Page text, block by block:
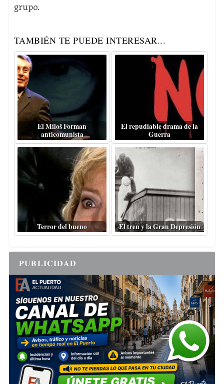
grupo.
TAMBIÉN TE PUEDE INTERESAR...
El Miloš Forman
anticomunista
El repudiable drama de la
Guerra
Terror del bueno El tren y la Gran Depresión
PUBLICIDAD